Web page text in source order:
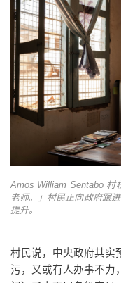
Amos William Sentabo 村
老师。」村民正向政府跟
提升。
村民说，中央政府其实
污，又或有人办事不力